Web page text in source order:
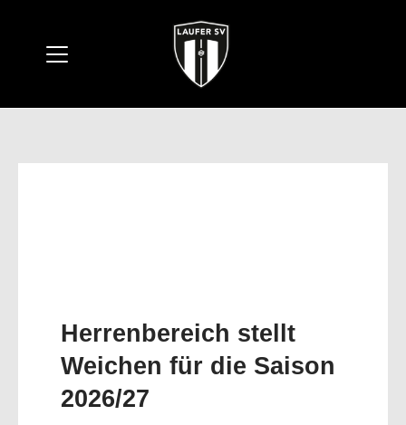
Lernkurse für
Erwachsene und Kinder
in der ersten August-